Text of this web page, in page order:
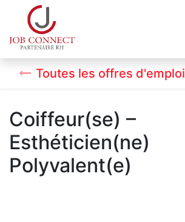
Toutes les offres d'emploi
Coiffeur(se) –
Esthéticien(ne)
Polyvalent(e)